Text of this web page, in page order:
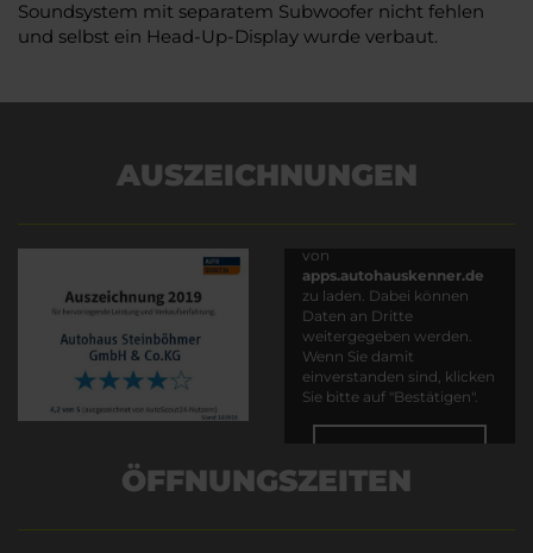
Soundsystem mit separatem Subwoofer nicht fehlen
und selbst ein Head-Up-Display wurde verbaut.
AUSZEICHNUNGEN
von
apps.autohauskenner.de
zu laden. Dabei können
Daten an Dritte
weitergegeben werden.
Wenn Sie damit
einverstanden sind, klicken
Sie bitte auf "Bestätigen".
ÖFFNUNGSZEITEN